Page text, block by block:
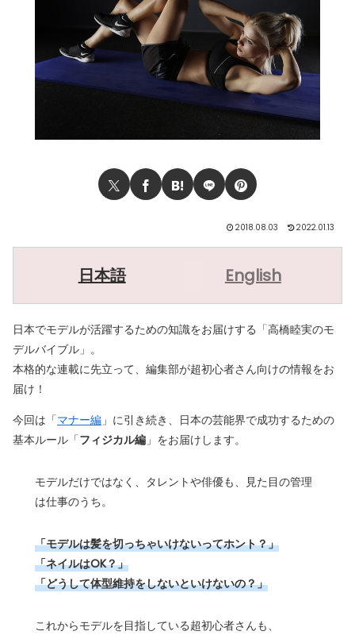
2018.08.03 2022.01.13
日本語 English
日本でモデルが活躍するための知識をお届けする「高橋睦実のモ
デルバイブル」。
本格的な連載に先立って、編集部が超初心者さん向けの情報をお
届け！
今回は「マナー編」に引き続き、日本の芸能界で成功するための
基本ルール「フィジカル編」をお届けします。
モデルだけではなく、タレントや俳優も、見た目の管理
は仕事のうち。
「モデルは髪を切っちゃいけないってホント？」
「ネイルはOK？」
「どうして体型維持をしないといけないの？」
これからモデルを目指している超初心者さんも、